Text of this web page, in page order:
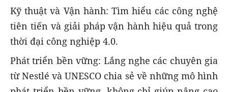
Kỹ thuật và Vận hành: Tìm hiểu các công nghệ
tiên tiến và giải pháp vận hành hiệu quả trong
thời đại công nghiệp 4.0.
Phát triển bền vững: Lắng nghe các chuyên gia
từ Nestlé và UNESCO chia sẻ về những mô hình